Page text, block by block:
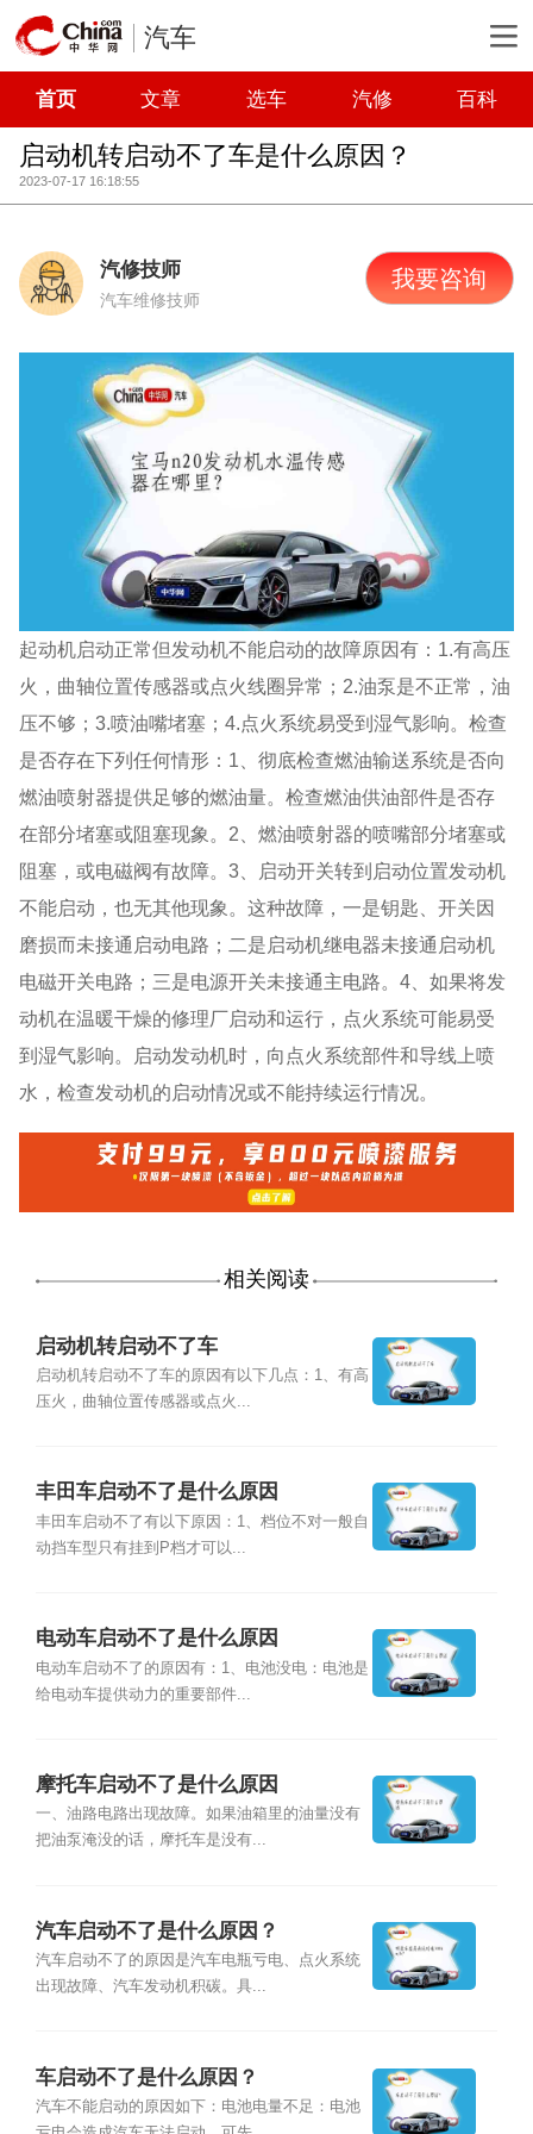
汽车
首页 文章 选车 汽修 百科
启动机转启动不了车是什么原因？
2023-07-17 16:18:55
汽修技师
汽车维修技师
我要咨询
起动机启动正常但发动机不能启动的故障原因有：1.有高压
火，曲轴位置传感器或点火线圈异常；2.油泵是不正常，油
压不够；3.喷油嘴堵塞；4.点火系统易受到湿气影响。检查
是否存在下列任何情形：1、彻底检查燃油输送系统是否向
燃油喷射器提供足够的燃油量。检查燃油供油部件是否存
在部分堵塞或阻塞现象。2、燃油喷射器的喷嘴部分堵塞或
阻塞，或电磁阀有故障。3、启动开关转到启动位置发动机
不能启动，也无其他现象。这种故障，一是钥匙、开关因
磨损而未接通启动电路；二是启动机继电器未接通启动机
电磁开关电路；三是电源开关未接通主电路。4、如果将发
动机在温暖干燥的修理厂启动和运行，点火系统可能易受
到湿气影响。启动发动机时，向点火系统部件和导线上喷
水，检查发动机的启动情况或不能持续运行情况。
相关阅读
启动机转启动不了车
启动机转启动不了车的原因有以下几点：1、有高
压火，曲轴位置传感器或点火...
丰田车启动不了是什么原因
丰田车启动不了有以下原因：1、档位不对一般自
动挡车型只有挂到P档才可以...
电动车启动不了是什么原因
电动车启动不了的原因有：1、电池没电：电池是
给电动车提供动力的重要部件...
摩托车启动不了是什么原因
一、油路电路出现故障。如果油箱里的油量没有
把油泵淹没的话，摩托车是没有...
汽车启动不了是什么原因？
汽车启动不了的原因是汽车电瓶亏电、点火系统
出现故障、汽车发动机积碳。具...
车启动不了是什么原因？
汽车不能启动的原因如下：电池电量不足：电池